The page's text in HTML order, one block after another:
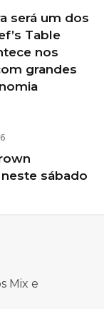
será um dos
Table
nos
grandes
sábado
Mix e